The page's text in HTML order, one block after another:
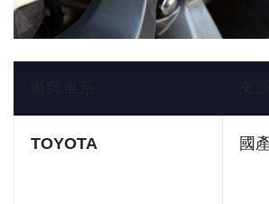
TOYOTA 國